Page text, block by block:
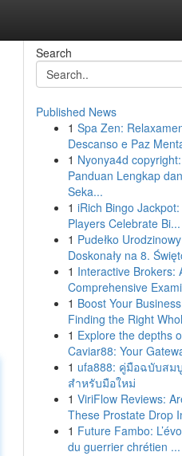
Search
Published News
1 Spa Zen:
Descanso e Paz
1 Nyonya4d copyright:
Panduan Lengkap dan
Seka...
1 iRich Bingo
Players Celebrate Bi...
1 Pudełko
Doskonały na 8.
1 Interactive Brokers:
Comprehensive
1 Boost Your
Finding the Right
1 Explore the depths
Caviar88: Your
1 ufa888: คู่มือฉบับส
สำหรับมือใหม่
1 ViriFlow Reviews:
These Prostate Drop
1 Future Fambo:
du guerrier chrétien ...